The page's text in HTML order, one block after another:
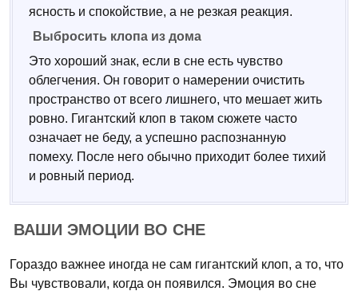
ясность и спокойствие, а не резкая реакция.
Выбросить клопа из дома
Это хороший знак, если в сне есть чувство
облегчения. Он говорит о намерении очистить
пространство от всего лишнего, что мешает жить
ровно. Гигантский клоп в таком сюжете часто
означает не беду, а успешно распознанную
помеху. После него обычно приходит более тихий
и ровный период.
ВАШИ ЭМОЦИИ ВО СНЕ
Гораздо важнее иногда не сам гигантский клоп, а то, что
Вы чувствовали, когда он появился. Эмоция во сне